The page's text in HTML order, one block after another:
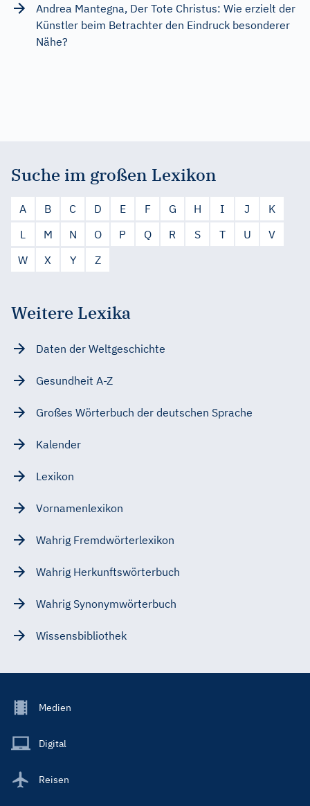
Andrea Mantegna, Der Tote Christus: Wie erzielt der
Künstler beim Betrachter den Eindruck besonderer
Nähe?
Suche im großen Lexikon
A B C D E F G H I J
K
L
M N O P Q R S T U
V
W
X Y Z
Weitere Lexika
Daten der Weltgeschichte
Gesundheit A-Z
Großes Wörterbuch der deutschen Sprache
Kalender
Lexikon
Vornamenlexikon
Wahrig Fremdwörterlexikon
Wahrig Herkunftswörterbuch
Wahrig Synonymwörterbuch
Wissensbibliothek
Footer
Main
Medien
Digital
Reisen